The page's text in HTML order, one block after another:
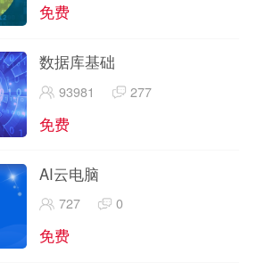
免费
数据库基础
93981 277
免费
AI云电脑
727 0
免费